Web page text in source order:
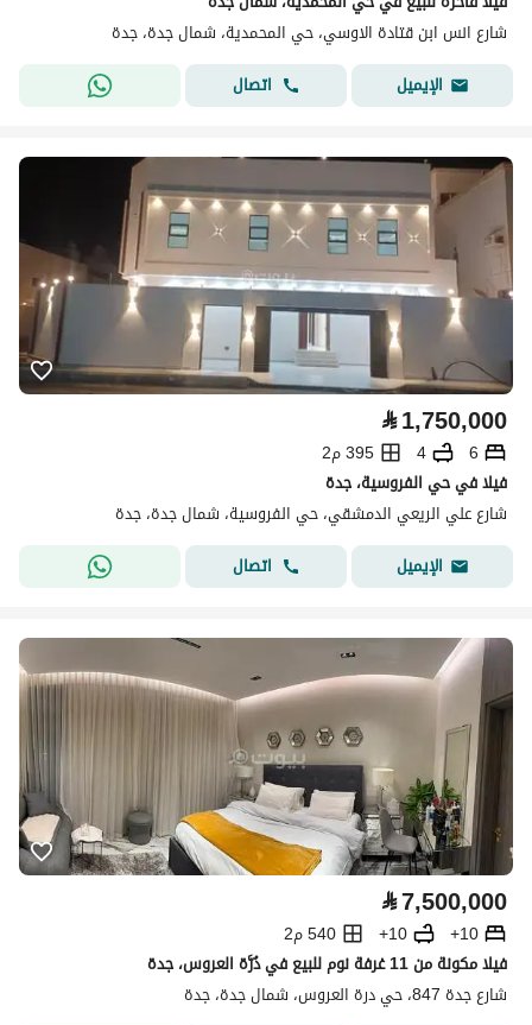
شارع انس ابن قتادة الاوسي، حي المحمدية، شمال جدة، جدة
الإيميل
اتصال
⃁1,750,000
6
4
395 م2
فيلا في حي الفروسية، جدة
شارع علي الريعي الدمشقي، حي الفروسية، شمال جدة، جدة
الإيميل
اتصال
⃁7,500,000
10+
10+
540 م2
فيلا مكونة من 11 غرفة نوم للبيع في دُرَّة العروس، جدة
شارع جدة 847، حي درة العروس، شمال جدة، جدة